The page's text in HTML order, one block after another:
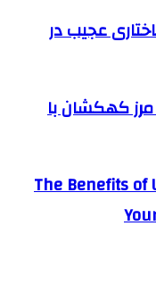
عجیب در
کهکشان با
The Benefits of